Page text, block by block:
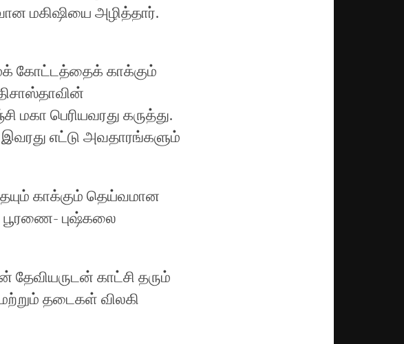
மகிஷியை அழித்தார்.
கோட்டத்தைக் காக்கும்
மகா பெரியவரது கருத்து.
எட்டு அவதாரங்களும்
காக்கும் தெய்வமான
புஷ்கலை
காட்சி தரும்
தடைகள் விலகி